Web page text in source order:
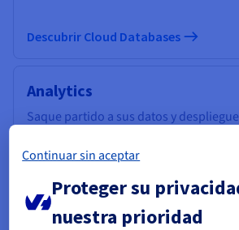
Descubrir Cloud Databases
Analytics
Saque partido a sus datos y
open source.
Descubrir Cloud Analytics
Continuar sin aceptar
Proteger su
nuestra prioridad